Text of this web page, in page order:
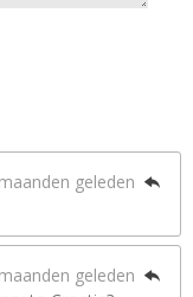
geleden
geleden